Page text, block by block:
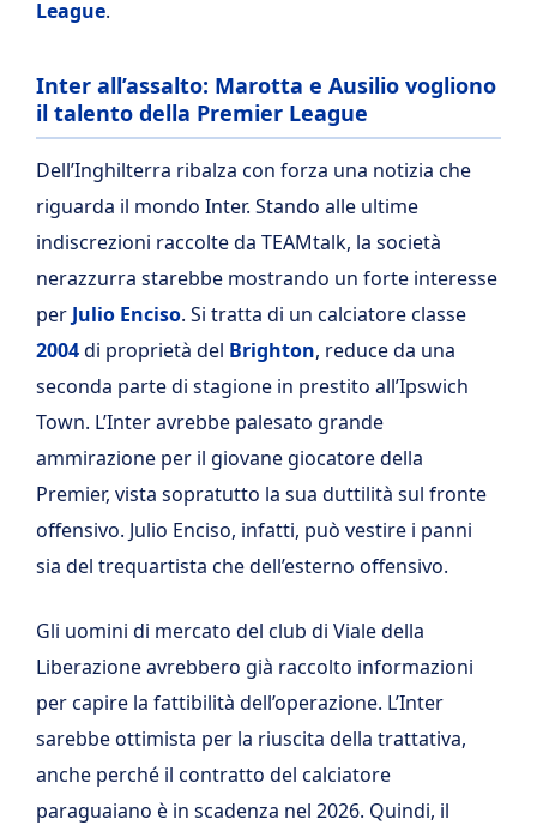
League.
Inter all’assalto: Marotta e Ausilio vogliono
il talento della Premier League
Dell’Inghilterra ribalza con forza una notizia che
riguarda il mondo Inter. Stando alle ultime
indiscrezioni raccolte da TEAMtalk, la società
nerazzurra starebbe mostrando un forte interesse
per Julio Enciso. Si tratta di un calciatore classe
2004di proprietà del Brighton, reduce da una
seconda parte di stagione in prestito all’Ipswich
Town. L’Inter avrebbe palesato grande
ammirazione per il giovane giocatore della
Premier, vista sopratutto la sua duttilità sul fronte
offensivo. Julio Enciso, infatti, può vestire i panni
sia del trequartista che dell’esterno offensivo.
Gli uomini di mercato del club di Viale della
Liberazione avrebbero già raccolto informazioni
per capire la fattibilità dell’operazione. L’Inter
sarebbe ottimista per la riuscita della trattativa,
anche perché il contratto del calciatore
paraguaiano è in scadenza nel 2026. Quindi, il